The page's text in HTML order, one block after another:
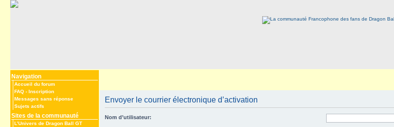
Navigation
Accueil du forum
FAQ - Inscription
Messages sans réponse
Sujets actifs
Sites de la communauté
L’Univers de Dragon Ball GT
Envoyer le courrier électronique d’activation
Nom d’utilisateur: